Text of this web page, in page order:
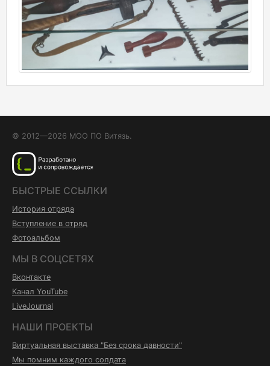
© 2012—2026 МОО ПО Витязь.
БЫСТРЫЕ ССЫЛКИ
История отряда
Вступление в отряд
Фотоальбом
МЫ В СОЦСЕТЯХ
Вконтакте
Канал YouTube
LiveJournal
НАШИ ПРОЕКТЫ
Виртуальная выставка "Без срока давности"
Мы помним каждого солдата